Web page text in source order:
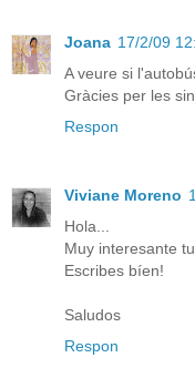
Joana 17/2/09
A veure si
Gràcies per les
Respon
Viviane Moreno
Hola...
Muy interesante
Escribes bíen!
Saludos
Respon